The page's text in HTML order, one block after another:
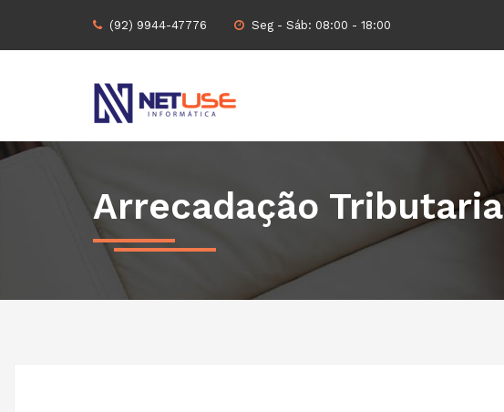
(92) 9944-47776 Seg - Sáb: 08:00 - 18:00
Arrecadação Tributaria